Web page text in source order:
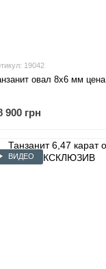
19042
овал 8х6 мм
900 грн
ВИДЕО